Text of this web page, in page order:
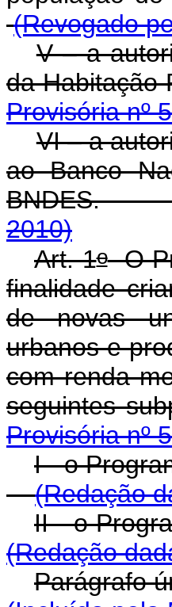
(Revogado
V – a
da
Provisória nº
VI – a
ao Banco
2010)
Art. 1oO
finalidade
de novas
urbanos e
com renda
seguintes
Provisória nº
I - o
(Redação
II - o
(Redação
Parágrafo